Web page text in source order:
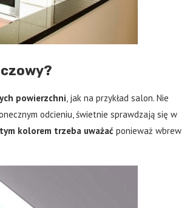
powierzchni, jak na przykład salon. Nie
odcieniu, świetnie sprawdzają się w
kolorem trzeba uważać ponieważ wbrew